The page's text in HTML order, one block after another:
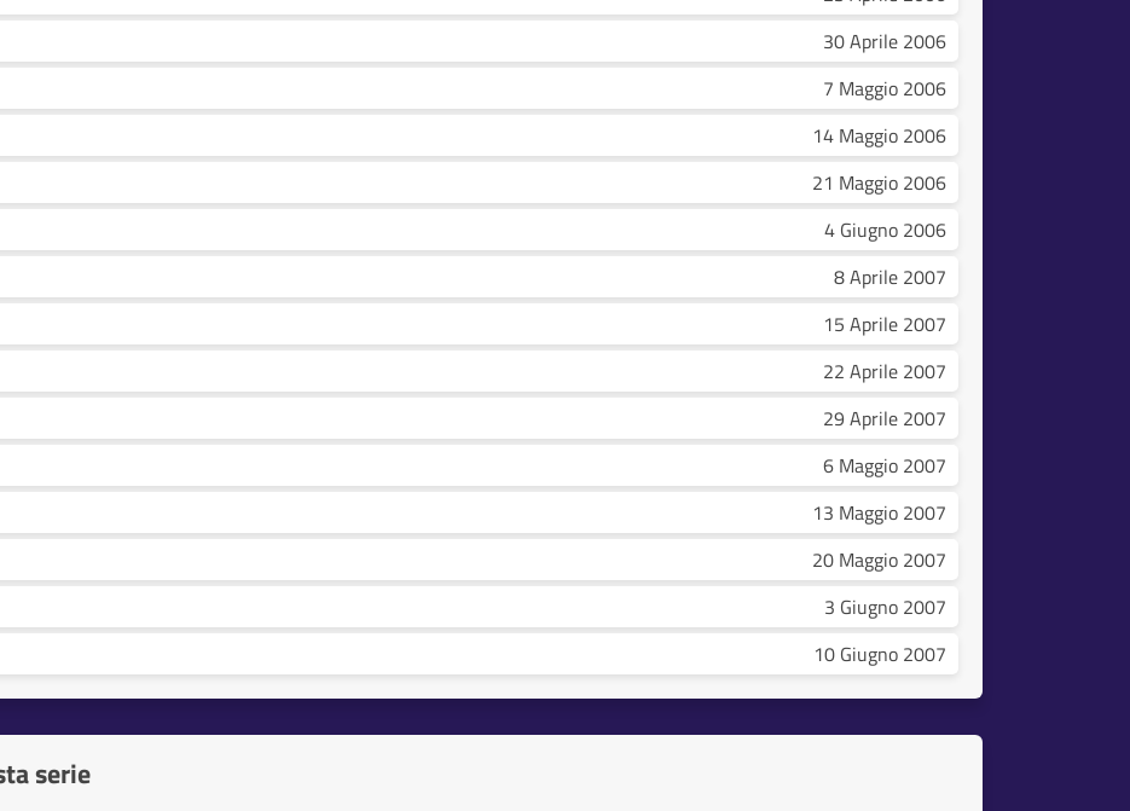
30 Aprile 2006
7 Maggio 2006
14 Maggio 2006
21 Maggio 2006
4 Giugno 2006
8 Aprile 2007
15 Aprile 2007
22 Aprile 2007
29 Aprile 2007
6 Maggio 2007
13 Maggio 2007
20 Maggio 2007
3 Giugno 2007
10 Giugno 2007
serie